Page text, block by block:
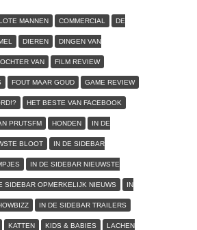
MANNEN COMMERCIAL DE
DIEREN DINGEN VAN
VAN FILM REVIEW
FOUT MAAR GOUD GAME REVIEW
HET BESTE VAN FACEBOOK
PRUTSFM HONDEN IN DE
BLOOT IN DE SIDEBAR
IN DE SIDEBAR NIEUWSTE
SIDEBAR OPMERKELIJK NIEUWS IN
IN DE SIDEBAR TRAILERS
KATTEN KIDS & BABIES LACHEN